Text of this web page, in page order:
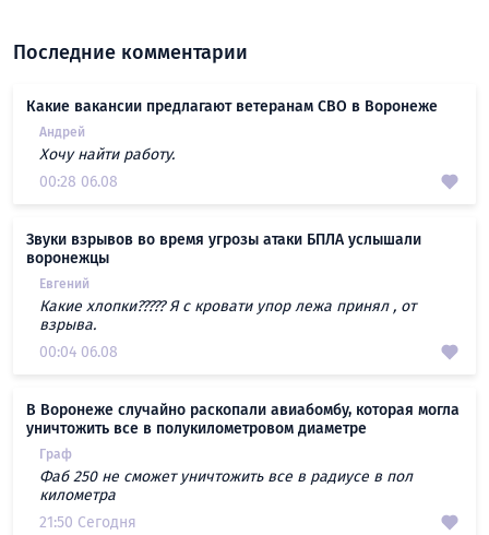
Последние комментарии
Какие вакансии предлагают ветеранам СВО в Воронеже
Андрей
Хочу найти работу.
00:28 06.08
Звуки взрывов во время угрозы атаки БПЛА услышали
воронежцы
Евгений
Какие хлопки????? Я с кровати упор лежа принял , от
взрыва.
00:04 06.08
В Воронеже случайно раскопали авиабомбу, которая могла
уничтожить все в полукилометровом диаметре
Граф
Фаб 250 не сможет уничтожить все в радиусе в пол
километра
21:50 Сегодня